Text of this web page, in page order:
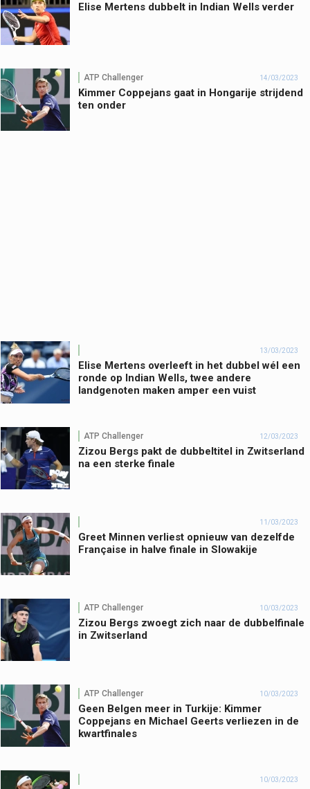
Elise Mertens dubbelt in Indian Wells verder
ATP Challenger 14/03/2023
Kimmer Coppejans gaat in Hongarije strijdend
ten onder
13/03/2023
Elise Mertens overleeft in het dubbel wél een
ronde op Indian Wells, twee andere
landgenoten maken amper een vuist
ATP Challenger 12/03/2023
Zizou Bergs pakt de dubbeltitel in Zwitserland
na een sterke finale
11/03/2023
Greet Minnen verliest opnieuw van dezelfde
Française in halve finale in Slowakije
ATP Challenger 10/03/2023
Zizou Bergs zwoegt zich naar de dubbelfinale
in Zwitserland
ATP Challenger 10/03/2023
Geen Belgen meer in Turkije: Kimmer
Coppejans en Michael Geerts verliezen in de
kwartfinales
10/03/2023